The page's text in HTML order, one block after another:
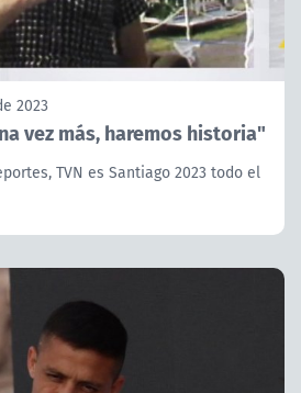
2023
vez más, haremos historia"
TVN es Santiago 2023 todo el